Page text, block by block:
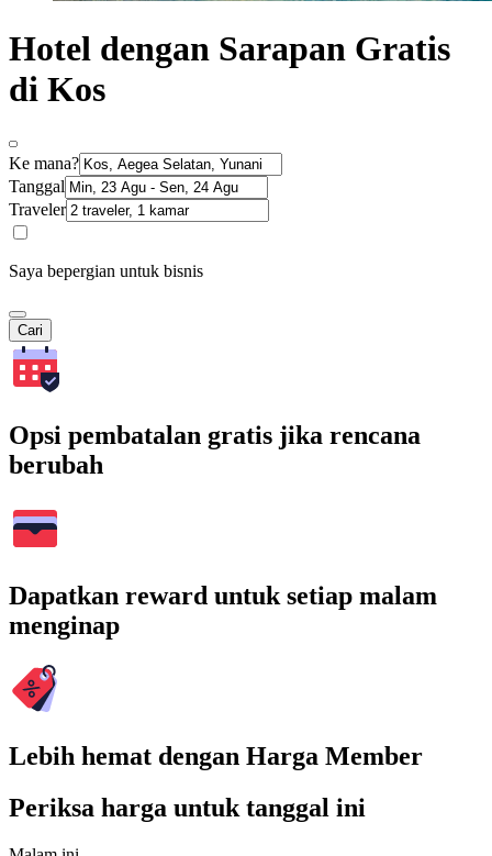
Hotel dengan Sarapan Gratis
di Kos
Ke mana?
Tanggal
Traveler
Saya bepergian untuk bisnis
Cari
Opsi pembatalan gratis jika rencana
berubah
Dapatkan reward untuk setiap malam
menginap
Lebih hemat dengan Harga Member
Periksa harga untuk tanggal ini